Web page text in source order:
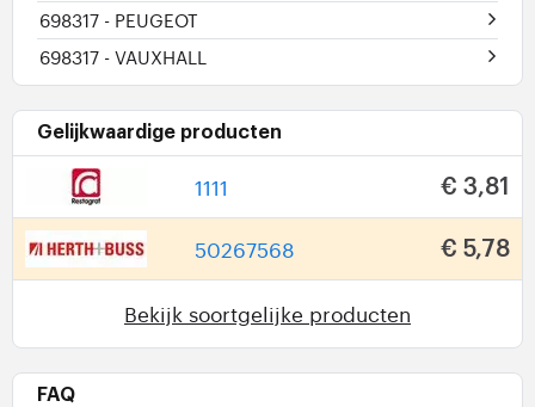
698317 - PEUGEOT
698317 - VAUXHALL
Gelijkwaardige producten
1111 € 3,81
50267568 € 5,78
Bekijk soortgelijke producten
FAQ